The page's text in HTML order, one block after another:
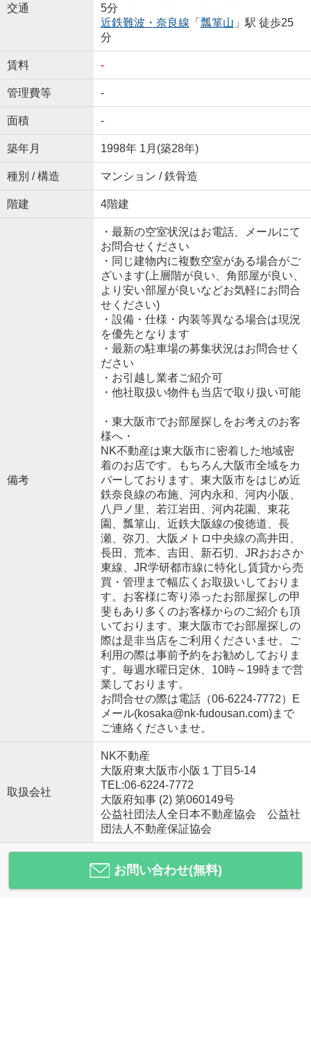
交通
5分
近鉄難波・奈良線 「 瓢箪山 」駅 徒歩25
分
賃料 -
管理費等 -
面積 -
築年月 1998年 1月(築28年)
種別 / 構造 マンション / 鉄骨造
階建 4階建
備考
・最新の空室状況はお電話、メールにて
お問合せください
・同じ建物内に複数空室がある場合がご
ざいます(上層階が良い、角部屋が良い、
より安い部屋が良いなどお気軽にお問合
せください)
・設備・仕様・内装等異なる場合は現況
を優先となります
・最新の駐車場の募集状況はお問合せく
ださい
・お引越し業者ご紹介可
・他社取扱い物件も当店で取り扱い可能
・東大阪市でお部屋探しをお考えのお客
様へ・
NK不動産は東大阪市に密着した地域密
着のお店です。もちろん大阪市全域をカ
バーしております。東大阪市をはじめ近
鉄奈良線の布施、河内永和、河内小阪、
八戸ノ里、若江岩田、河内花園、東花
園、瓢箪山、近鉄大阪線の俊徳道、長
瀬、弥刀、大阪メトロ中央線の高井田、
長田、荒本、吉田、新石切、JRおおさか
東線、JR学研都市線に特化し賃貸から売
買・管理まで幅広くお取扱いしておりま
す。お客様に寄り添ったお部屋探しの甲
斐もあり多くのお客様からのご紹介も頂
いております。東大阪市でお部屋探しの
際は是非当店をご利用くださいませ。ご
利用の際は事前予約をお勧めしておりま
す。毎週水曜日定休、10時～19時まで営
業しております。
お問合せの際は電話（06-6224-7772）E
メール(kosaka@nk-fudousan.com)まで
ご連絡くださいませ。
取扱会社
NK不動産
大阪府東大阪市小阪１丁目5-14
TEL:06-6224-7772
大阪府知事 (2) 第060149号
公益社団法人全日本不動産協会 公益社
団法人不動産保証協会
お問い合わせ(無料)